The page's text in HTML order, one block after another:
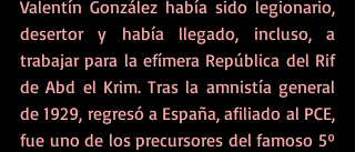
Valentín González había sido legionario,
desertor y había llegado, incluso, a
trabajar para la efímera República del Rif
de Abd el Krim. Tras la amnistía general
de 1929, regresó a España, afiliado al PCE,
fue uno de los precursores del famoso 5º